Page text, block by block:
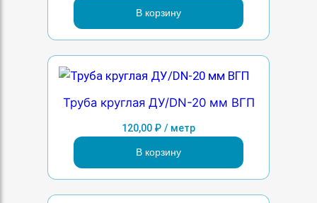
м
В корзину
Труба круглая ДУ/DN-20 мм ВГП
120,00 ₽ / метр
В корзину